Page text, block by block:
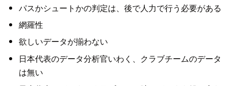
パスかシュートかの判定は、後で人力で行う必要がある
網羅性
欲しいデータが揃わない
日本代表のデータ分析官いわく、クラブチームのデータ
は無い